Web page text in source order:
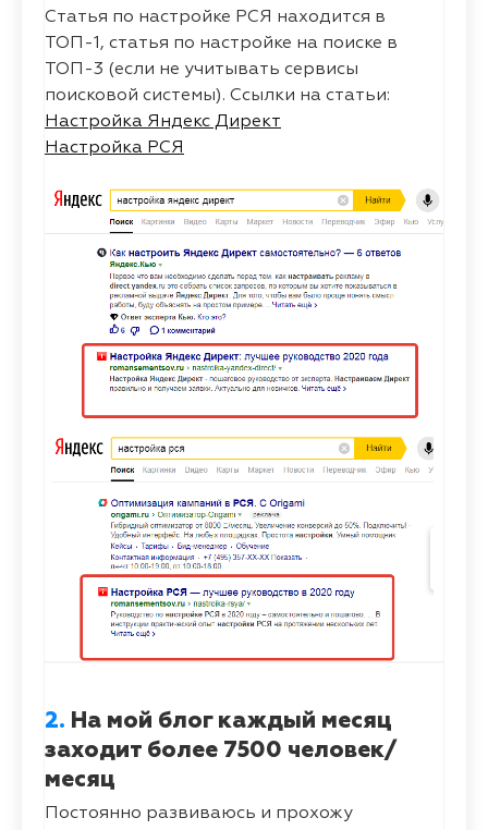
Статья по настройке РСЯ находится в
ТОП-1, статья по настройке на поиске в
ТОП-3 (если не учитывать сервисы
поисковой системы). Ссылки на статьи:
Настройка Яндекс Директ
Настройка РСЯ
2. На мой блог каждый месяц
заходит более 7500 человек/
месяц
Постоянно развиваюсь и прохожу